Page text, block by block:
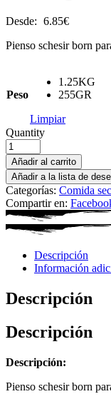
Desde: 6.85€
Pienso schesir born
Peso
1.25KG
255GR
Limpiar
Quantity
Añadir al carrito
Añadir a la lista de
Categorías: Comida
Compartir en:
Descripción
Información
Descripción
Descripción
Descripción:
Pienso schesir born